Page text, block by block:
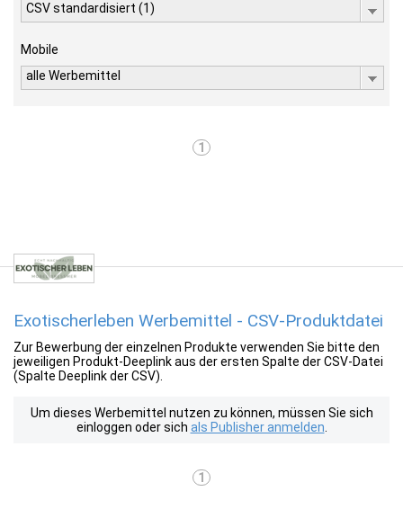
CSV standardisiert (1)
Mobile
alle Werbemittel
1
Exotischerleben Werbemittel - CSV-Produktdatei
Zur Bewerbung der einzelnen Produkte verwenden Sie bitte den
jeweiligen Produkt-Deeplink aus der ersten Spalte der CSV-Datei
(Spalte Deeplink der CSV).
Um dieses Werbemittel nutzen zu können, müssen Sie sich
einloggen oder sich als Publisher anmelden
1